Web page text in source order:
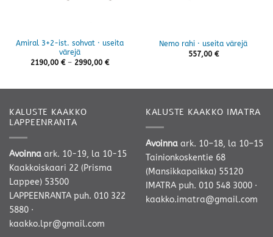
Amiral 3+2-ist. sohvat · useita
värejä
2190,00 € – 2990,00 €Hintaluokka:
Nemo rahi · useita värejä
557,00 €
KALUSTE KAAKKO
LAPPEENRANTA
Avoinna ark. 10-19, la 10-15
Kaakkoiskaari 22 (Prisma
Lappee) 53500
LAPPEENRANTA puh. 010 322
5880 ·
kaakko.lpr@gmail.com
KALUSTE KAAKKO IMATRA
Avoinna ark. 10–18, la 10–15
Tainionkoskentie 68
(Mansikkapaikka) 55120
IMATRA puh. 010 548 3000 ·
kaakko.imatra@gmail.com